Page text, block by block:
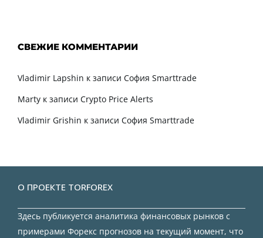
СВЕЖИЕ КОММЕНТАРИИ
Vladimir Lapshin к записи София Smarttrade
Marty к записи Crypto Price Alerts
Vladimir Grishin к записи София Smarttrade
О ПРОЕКТЕ TORFOREX
Здесь публикуется аналитика финансовых рынков с
примерами Форекс прогнозов на текущий момент, что